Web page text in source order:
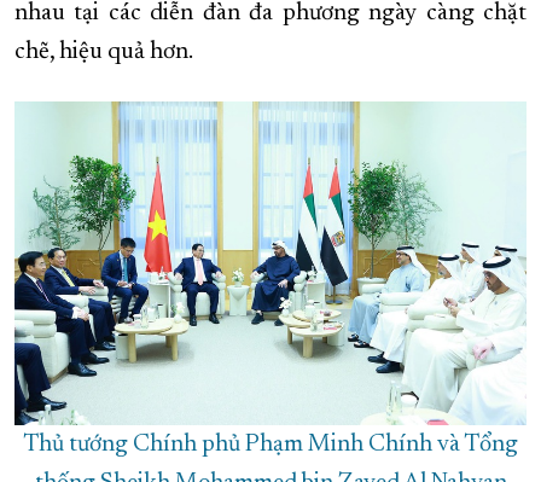
nhau tại các diễn đàn đa phương ngày càng chặt
chẽ, hiệu quả hơn.
Thủ tướng Chính phủ Phạm Minh Chính và Tổng